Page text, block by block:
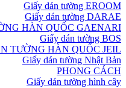
Giấy dán tường EROOM
Giấy dán tường DARAE
HÀN QUỐC GAENARI
Giấy dán tường BOS
TƯỜNG HÀN QUỐC JEIL
Giấy dán tường Nhật Bản
PHONG CÁCH
Giấy dán tường hình cây